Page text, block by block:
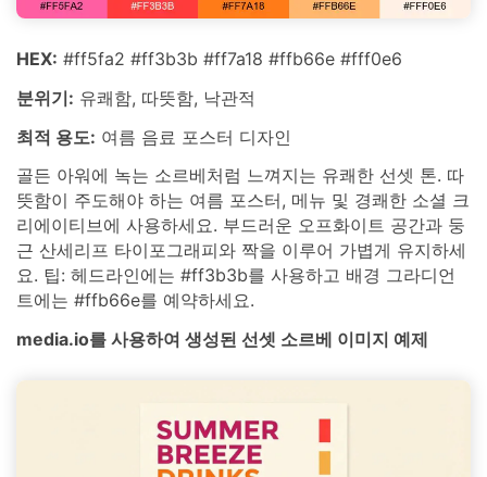
HEX: #ff5fa2 #ff3b3b #ff7a18 #ffb66e #fff0e6
분위기: 유쾌함, 따뜻함, 낙관적
최적 용도: 여름 음료 포스터 디자인
골든 아워에 녹는 소르베처럼 느껴지는 유쾌한 선셋 톤. 따
뜻함이 주도해야 하는 여름 포스터, 메뉴 및 경쾌한 소셜 크
리에이티브에 사용하세요. 부드러운 오프화이트 공간과 둥
근 산세리프 타이포그래피와 짝을 이루어 가볍게 유지하세
요. 팁: 헤드라인에는 #ff3b3b를 사용하고 배경 그라디언
트에는 #ffb66e를 예약하세요.
media.io를 사용하여 생성된 선셋 소르베 이미지 예제